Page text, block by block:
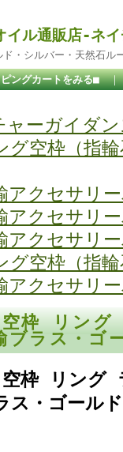
イル通販店-ネ
・シルバー・天然石ル
ングカートをみる■
ャーガイダン
グ空枠（指
アクセサリ
アクセサリ
アクセサリ
グ空枠（指
アクセサリ
枠 リング
ブラス・
枠 リング
ス・ゴール